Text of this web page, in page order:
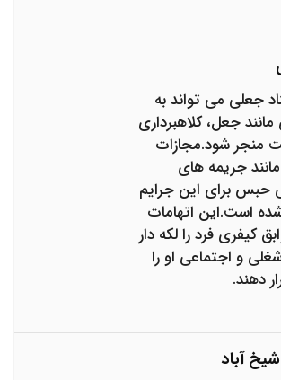
جعلی می تواند به
جعل، کلاهبرداری
منجر شود.مجازات
جریمه های
برای این جرایم
است.این اتهامات
کیفری فرد را لکه دار
و اجتماعی او را
دهند.
آباد